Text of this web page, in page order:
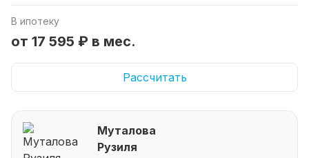
В ипотеку
от 17 595 ₽ в мес.
Рассчитать
Муталова
Рузиля